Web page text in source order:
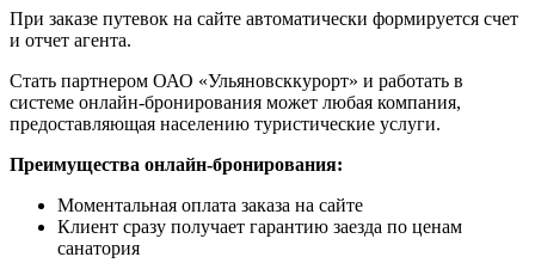
При заказе путевок на сайте автоматически формируется счет
и отчет агента.
Стать партнером ОАО «Ульяновсккурорт» и работать в
системе онлайн-бронирования может любая компания,
предоставляющая населению туристические услуги.
Преимущества онлайн-бронирования:
Моментальная оплата заказа на сайте
Клиент сразу получает гарантию заезда по ценам
санатория